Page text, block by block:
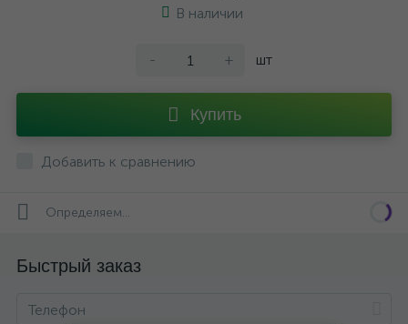
В наличии
- + шт
Купить
Добавить к сравнению
Определяем...
Быстрый заказ